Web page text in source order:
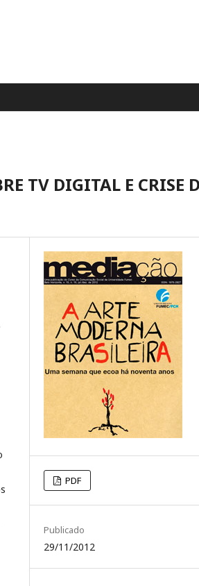
TV DIGITAL E CRISE
PDF
Publicado
29/11/2012